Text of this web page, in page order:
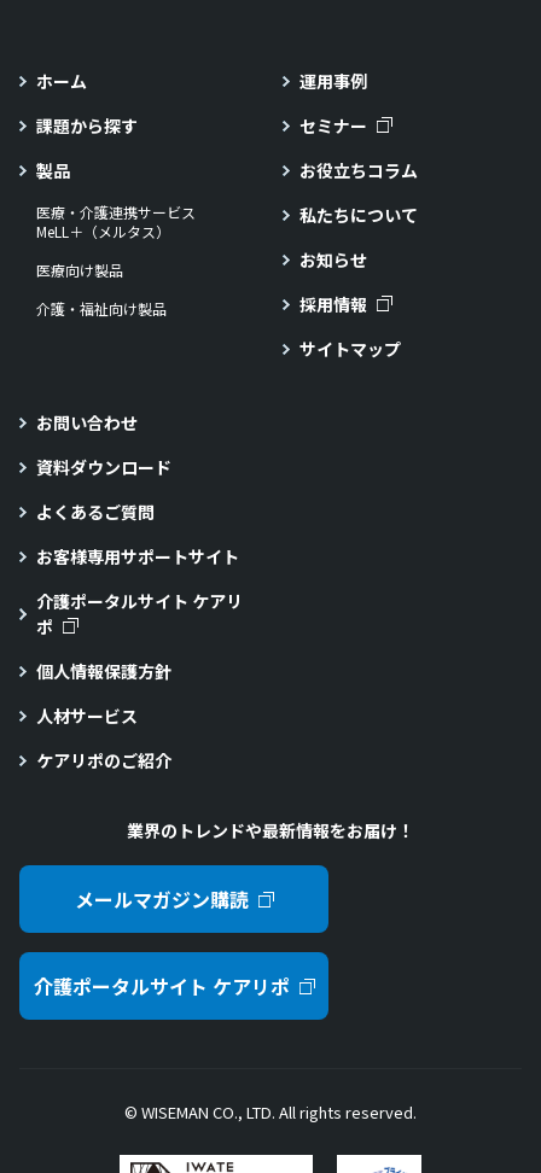
ホーム
課題から探す
製品
医療・介護連携サービス
MeLL＋（メルタス）
医療向け製品
介護・福祉向け製品
運用事例
セミナー
お役立ちコラム
私たちについて
お知らせ
採用情報
サイトマップ
お問い合わせ
資料ダウンロード
よくあるご質問
お客様専用サポートサイト
介護ポータルサイト ケアリ
ポ
個人情報保護方針
人材サービス
ケアリポのご紹介
業界のトレンドや最新情報をお届け！
メールマガジン購読
介護ポータルサイト ケアリポ
© WISEMAN CO., LTD. All rights reserved.